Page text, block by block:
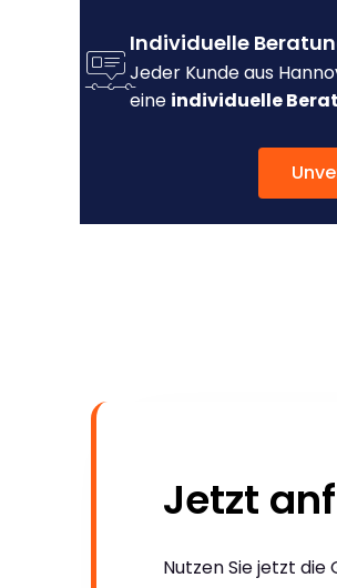
Individuelle
Jeder Kunde aus
eine individuelle
Jetzt
Nutzen Sie jetzt die